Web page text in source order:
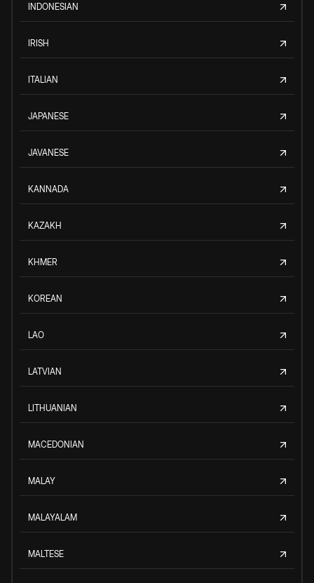
INDONESIAN
IRISH
ITALIAN
JAPANESE
JAVANESE
KANNADA
KAZAKH
KHMER
KOREAN
LAO
LATVIAN
LITHUANIAN
MACEDONIAN
MALAY
MALAYALAM
MALTESE